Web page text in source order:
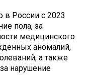
в России с 2023
пола, за
медицинского
аномалий,
а также
нарушение